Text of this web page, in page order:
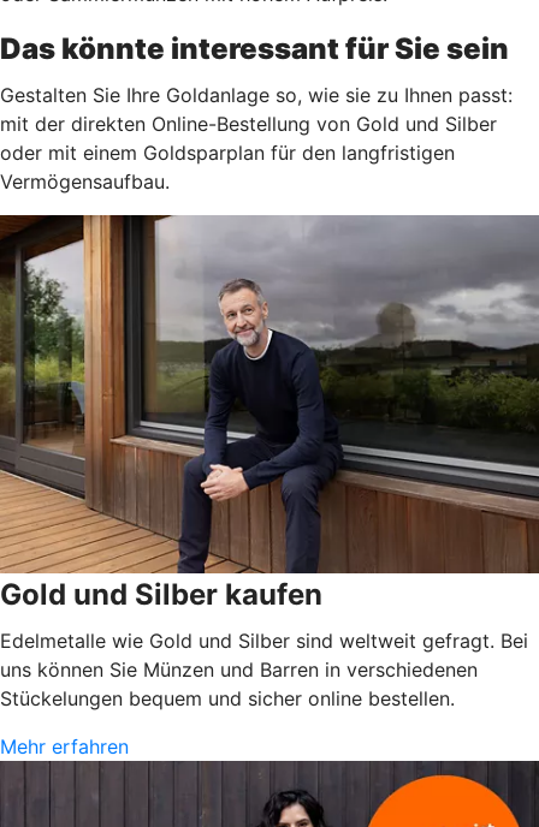
Das könnte interessant für Sie sein
Gestalten Sie Ihre Goldanlage so, wie sie zu Ihnen passt:
mit der direkten Online-Bestellung von Gold und Silber
oder mit einem Goldsparplan für den langfristigen
Vermögensaufbau.
Gold und Silber kaufen
Edelmetalle wie Gold und Silber sind weltweit gefragt. Bei
uns können Sie Münzen und Barren in verschiedenen
Stückelungen bequem und sicher online bestellen.
Mehr erfahren